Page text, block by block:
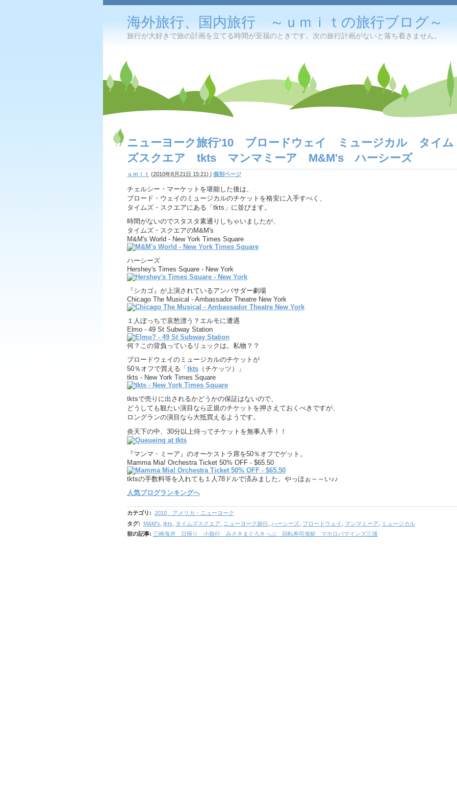
海外旅行、国内旅行 ～ｕｍｉｔの旅行ブログ～
旅行が大好きで旅の計画を立てる時間が至福のときです。次の旅行計画がないと落ち着きません。
ニューヨーク旅行'10 ブロードウェイ ミュージカル タイム
ズスクエア tkts マンマミーア M&M's ハーシーズ
ｕｍｉｔ (2010年8月21日 15:21) | 個別ページ
チェルシー・マーケットを堪能した後は、
ブロード・ウェイのミュージカルのチケットを格安に入手すべく、
タイムズ・スクエアにある「tkts」に並びます。
時間がないのでスタスタ素通りしちゃいましたが、
タイムズ・スクエアのM&M's
M&M's World - New York Times Square
ハーシーズ
Hershey's Times Square - New York
『シカゴ』が上演されているアンバサダー劇場
Chicago The Musical - Ambassador Theatre New York
１人ぼっちで哀愁漂う？エルモに遭遇
Elmo - 49 St Subway Station
何？この背負っているリュックは。私物？？
ブロードウェイのミュージカルのチケットが
50％オフで買える「 tkts （チケッツ）」
tkts - New York Times Square
tktsで売りに出されるかどうかの保証はないので、
どうしても観たい演目なら正規のチケットを押さえておくべきですが、
ロングランの演目なら大抵買えるようです。
炎天下の中、30分以上待ってチケットを無事入手！！
『マンマ・ミーア』のオーケストラ席を50％オフでゲット。
Mamma Mia! Orchestra Ticket 50% OFF - $65.50
tktsの手数料等を入れても１人78ドルで済みました。やっほぉ～～い♪♪
人気ブログランキングへ
カテゴリ : 2010 アメリカ・ニューヨーク
タグ: M&M's tkts タイムズスクエア ニューヨーク旅行, ハーシーズ, ブロードウェイ マンマミーア
ミュージカル
前の記事: 三崎海岸 日帰り 小旅行 みさきまぐろきっぷ 回転寿司海鮮 マホロバマインズ三浦